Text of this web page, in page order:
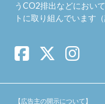
うCO2排出などにおい
トに取り組んでいます（
【広告主の開示について】